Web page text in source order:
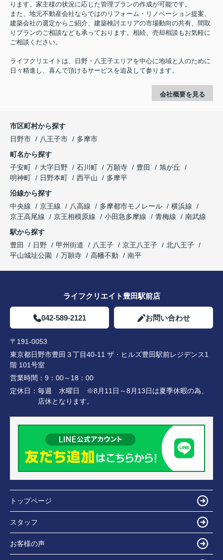
ります。家主様の状況に応じた管理プランの作成が可能です。
また、地元不動産会社ならではのリフォーム・リノベーション提案、
建築会社の選定からご紹介、建築検討エリアの市場動向の共有、間取
りプランのご相談なども承っております。相続、売却相談もお気軽に
ご相談ください。
ライフクリエイトは、日野・八王子エリアを中心に地域と人のために
日々精進し、喜んで頂けるサービスを追及して参ります。
会社概要を見る
市区町村から探す
日野市
八王子市
多摩市
町名から探す
子安町
大字日野 石川町 万願寺 豊田
旭が丘
明神町
日野本町 西平山
多摩平
沿線から探す
中央線
京王線 八高線 多摩都市モノレール
横浜線
京王高尾線
京王相模原線 小田急多摩線 青梅線
南武線
駅から探す
豊田
日野 甲州街道 八王子 京王八王子
北八王子
平山城址公園
万願寺 高幡不動 南平
ライフクリエイト豊田駅前店
042-589-2121 お問い合わせ
〒191-0053
東京都日野市豊田３丁目40-11 ザ・ヒルズ豊田駅前レジデンス1
階 101号室
営業時間： 9：00～18：00
定休日： 毎週 水曜日 ※8月11日～8月13日は夏季休暇の為、
店休となります。
トップページ
スタッフ
お客様の声